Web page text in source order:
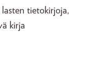
tietokirjoja,
kirja